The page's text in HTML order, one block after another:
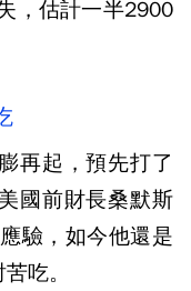
，估計一半2900
再起，預先打了
國前財長桑默斯
驗，如今他還是
吃。